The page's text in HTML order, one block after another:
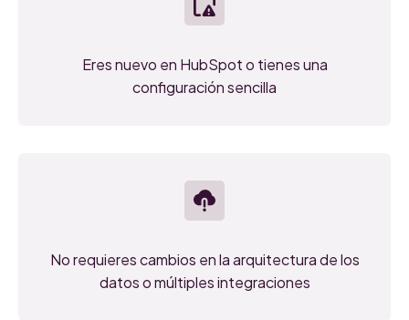
Eres nuevo en HubSpot o tienes una
configuración sencilla
No requieres cambios en la arquitectura de los
datos o múltiples integraciones